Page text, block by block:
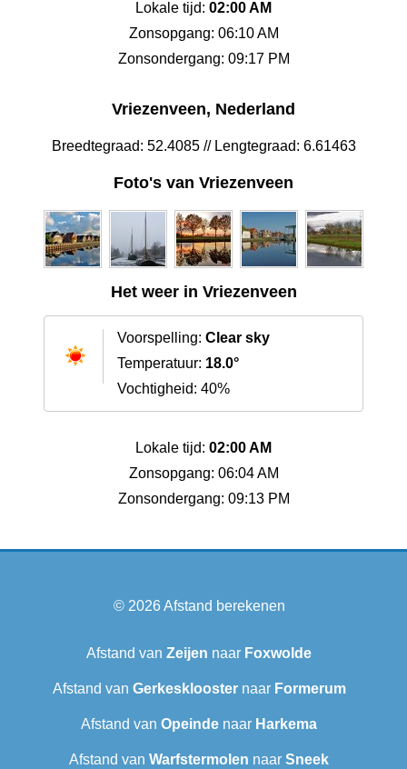
Lokale tijd: 02:00 AM
Zonsopgang: 06:10 AM
Zonsondergang: 09:17 PM
Vriezenveen, Nederland
Breedtegraad: 52.4085 // Lengtegraad: 6.61463
Foto's van Vriezenveen
Het weer in Vriezenveen
Voorspelling: Clear sky
Temperatuur: 18.0°
Vochtigheid: 40%
Lokale tijd: 02:00 AM
Zonsopgang: 06:04 AM
Zonsondergang: 09:13 PM
© 2026Afstand berekenen
Afstand van Zeijen naar Foxwolde
Afstand van Gerkeskloosternaar Formerum
Afstand van Opeinde naar Harkema
Afstand van Warfstermolen naar Sneek‎